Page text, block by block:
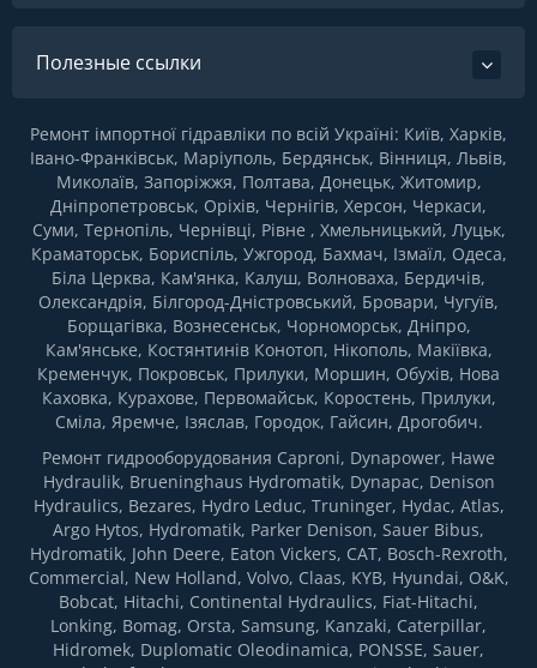
Полезные ссылки
Ремонт імпортної гідравліки по всій Україні: Київ, Харків,
Івано-Франківськ, Маріуполь, Бердянськ, Вінниця, Львів,
Миколаїв, Запоріжжя, Полтава, Донецьк, Житомир,
Дніпропетровськ, Оріхів, Чернігів, Херсон, Черкаси,
Суми, Тернопіль, Чернівці, Рівне , Хмельницький, Луцьк,
Краматорськ, Бориспіль, Ужгород, Бахмач, Ізмаїл, Одеса,
Біла Церква, Кам'янка, Калуш, Волноваха, Бердичів,
Олександрія, Білгород-Дністровський, Бровари, Чугуїв,
Борщагівка, Вознесенськ, Чорноморськ, Дніпро,
Кам'янське, Костянтинів Конотоп, Нікополь, Макіївка,
Кременчук, Покровськ, Прилуки, Моршин, Обухів, Нова
Каховка, Курахове, Первомайськ, Коростень, Прилуки,
Сміла, Яремче, Ізяслав, Городок, Гайсин, Дрогобич.
Ремонт гидрооборудования Caproni, Dynapower, Hawe
Hydraulik, Brueninghaus Hydromatik, Dynapac, Denison
Hydraulics, Bezares, Hydro Leduc, Truninger, Hydac, Atlas,
Argo Hytos, Hydromatik, Parker Denison, Sauer Bibus,
Hydromatik, John Deere, Eaton Vickers, CAT, Bosch-Rexroth,
Commercial, New Holland, Volvo, Claas, KYB, Hyundai, O&K,
Bobcat, Hitachi, Continental Hydraulics, Fiat-Hitachi,
Lonking, Bomag, Orsta, Samsung, Kanzaki, Caterpillar,
Hidromek, Duplomatic Oleodinamica, PONSSE, Sauer,